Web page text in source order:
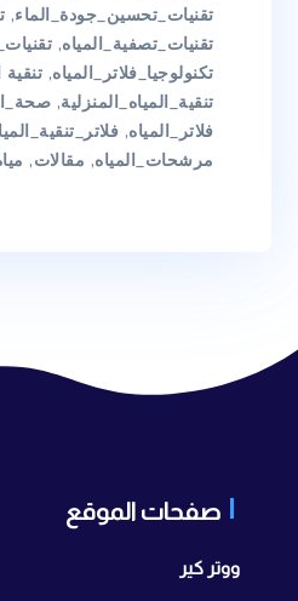
تقنيات_تحسين_جودة_الماء,
تقنيات_تصفية_المياه,
تكنولوجيا_فلاتر_المياه, تنقية
تنقية_المياه_المنزلية,
فلاتر_المياه,
مرشحات_المياه, مقالات,
صفحات الموقع
ووتر كير